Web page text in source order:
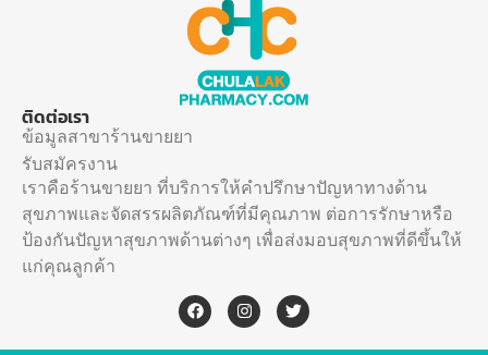
ติดต่อเรา
ข้อมูลสาขาร้านขายยา
รับสมัครงาน
เราคือร้านขายยา ที่บริการให้คำปรึกษาปัญหาทางด้าน
สุขภาพและจัดสรรผลิตภัณฑ์ที่มีคุณภาพ ต่อการรักษาหรือ
ป้องกันปัญหาสุขภาพด้านต่างๆ เพื่อส่งมอบสุขภาพที่ดีขึ้นให้
แก่คุณลูกค้า